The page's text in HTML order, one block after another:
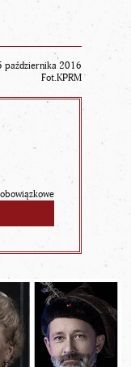
października 2016
Fot.KPRM